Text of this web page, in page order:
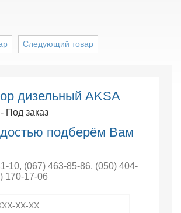
Следующий товар
дизельный AKSA
- Под заказ
подберём Вам
10, (067) 463-85-86, (050) 404-
170-17-06